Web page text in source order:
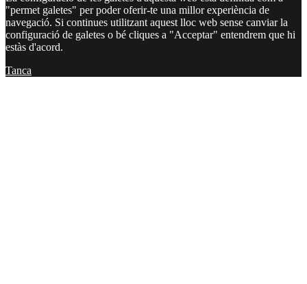
"permet galetes" per poder oferir-te una millor experiència de
navegació. Si continues utilitzant aquest lloc web sense canviar la
configuració de galetes o bé cliques a "Acceptar" entendrem que hi
estàs d'acord.
Tanca